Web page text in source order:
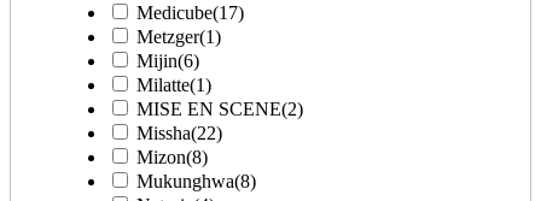
Medicube(17)
Metzger(1)
Mijin(6)
Milatte(1)
MISE EN SCENE(2)
Missha(22)
Mizon(8)
Mukunghwa(8)